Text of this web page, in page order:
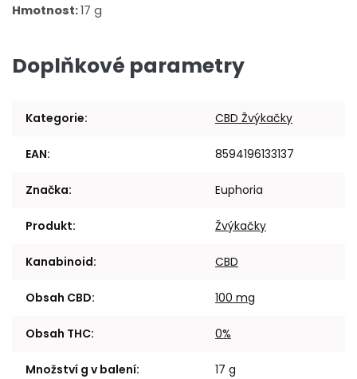
Hmotnost:17 g
Doplňkové parametry
Kategorie: CBD Žvýkačky
EAN: 8594196133137
Značka: Euphoria
Produkt: Žvýkačky
Kanabinoid: CBD
Obsah CBD: 100 mg
Obsah THC: 0%
Množství g v balení: 17 g